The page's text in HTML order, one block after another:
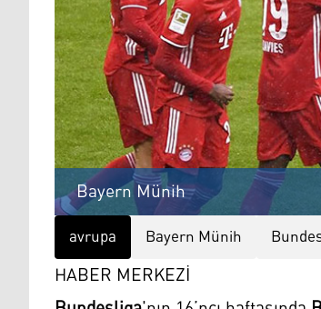
Bayern Münih
avrupa Bayern Münih
HABER MERKEZİ